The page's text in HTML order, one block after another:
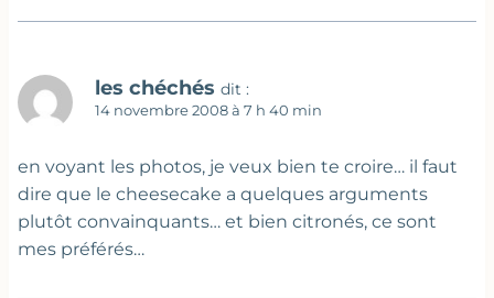
les chéchés dit :
14 novembre 2008 à 7 h 40 min
en voyant les photos, je veux bien te croire… il faut
dire que le cheesecake a quelques arguments
plutôt convainquants… et bien citronés, ce sont
mes préférés…